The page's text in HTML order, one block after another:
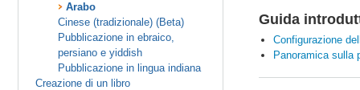
Arabo
Cinese (tradizionale) (Beta)
Pubblicazione in ebraico,
persiano e yiddish
Pubblicazione in lingua indiana
Creazione di un libro
Guida
Configurazione
Panoramica sulla